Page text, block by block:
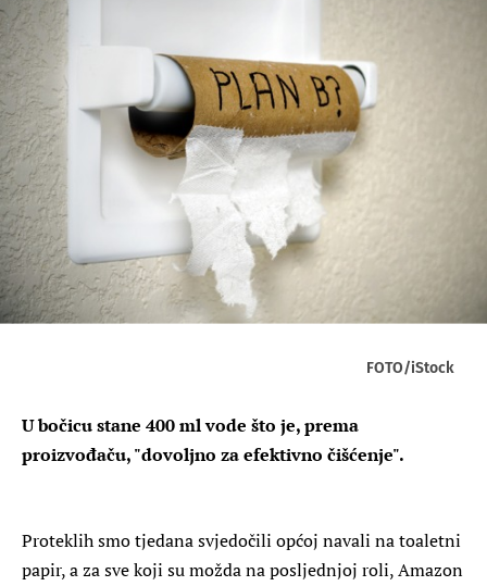
FOTO/iStock
U bočicu stane 400 ml vode što je, prema
proizvođaču, "dovoljno za efektivno čišćenje".
Proteklih smo tjedana svjedočili općoj navali na toaletni
papir, a za sve koji su možda na posljednjoj roli, Amazon